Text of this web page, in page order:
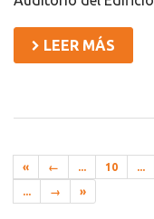
LEER MÁS
« ← ... 10 ...
... → »